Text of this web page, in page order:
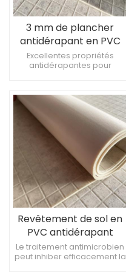
3 mm de plancher
antidérapant en PVC
antidérapant facile à
nettoyer
Excellentes propriétés
antidérapantes pour
facile à nettoyer, en
maintenant un
environnement propre et
hygiéniqueAméliore la
sécurité et le confort
Revêtement de sol en
PVC antidérapant
haute performance
pour espaces
Le traitement antimicrobien
peut inhiber efficacement la